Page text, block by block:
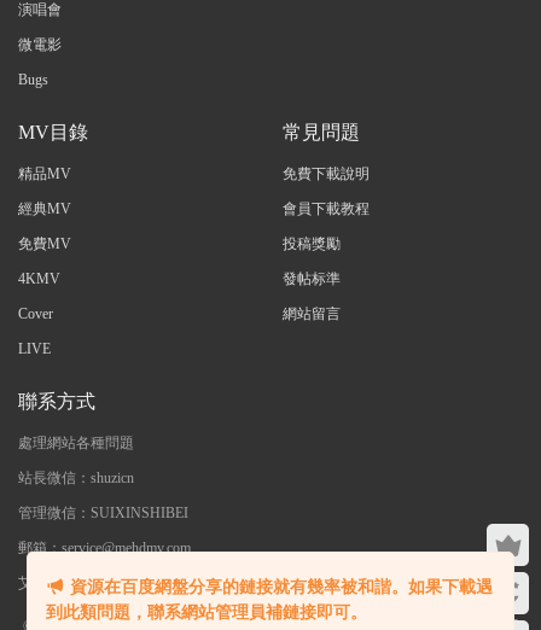
演唱會
微電影
Bugs
MV目錄
精品MV
經典MV
免費MV
4KMV
Cover
LIVE
常見問題
免費下載說明
會員下載教程
投稿獎勵
發帖标準
網站留言
聯系方式
處理網站各種問題
站長微信：shuzicn
管理微信：SUIXINSHIBEI
郵箱：service@mehdmv.com
艾木微 - 專注高清無水印MV分享下載
©2023 艾木微 本站内大部分資源收集于網絡，若侵犯了您的合法權益，請聯系
資源在百度網盤分享的鏈接就有幾率被和諧。如果下載遇
到此類問題，聯系網站管理員補鏈接即可。